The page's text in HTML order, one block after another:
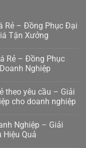
Rẻ – Đồng Phục Đại
Tận Xưởng
Rẻ – Đồng Phục
Nghiệp
theo yêu cầu – Giải
cho doanh nghiệp
Nghiệp – Giải
Hiệu Quả